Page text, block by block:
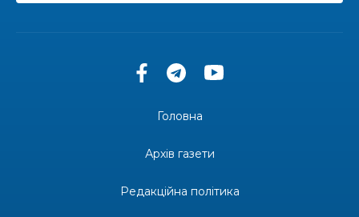
“Серпневі свята” – Клуб з народознавства
Юні мешканці Бахмутської громади у Харкові
долучилися до проєкту «Радість у дитячих
територіальної громади
«Дві музи» у Рівному: свято краси, мистецтва
Головна
Архів газети
Редакційна політика